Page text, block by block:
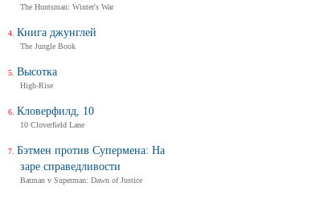
The Huntsman: Winter's War
Книга джунглей
The Jungle Book
Высотка
High-Rise
Кловерфилд, 10
10 Cloverfield Lane
Бэтмен против Супермена: На
заре справедливости
Batman v Superman: Dawn of Justice